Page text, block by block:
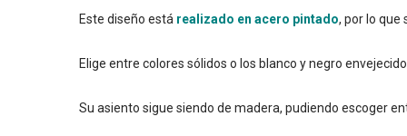
Este diseño está realizado en acero pintado, por lo que
Elige entre colores sólidos o los blanco y negro
Su asiento sigue siendo de madera, pudiendo escoger